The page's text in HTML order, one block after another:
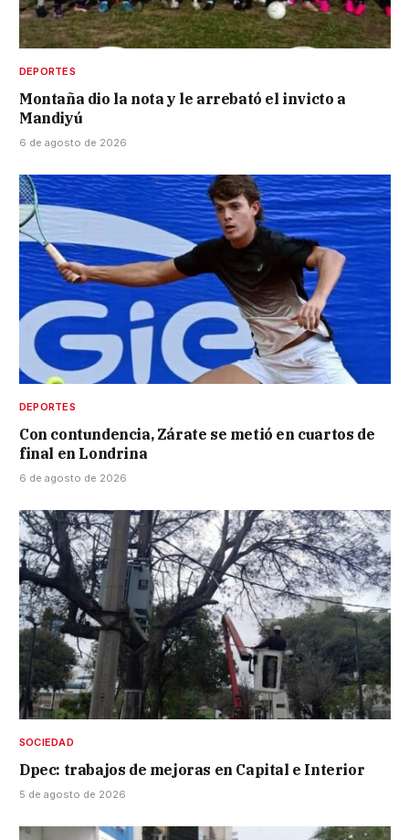
DEPORTES
Montaña dio la nota y le arrebató el invicto a
Mandiyú
6 de agosto de 2026
DEPORTES
Con contundencia, Zárate se metió en cuartos de
final en Londrina
6 de agosto de 2026
SOCIEDAD
Dpec: trabajos de mejoras en Capital e Interior
5 de agosto de 2026